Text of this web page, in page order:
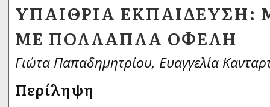
ΥΠΑΊΘΡΙΑ ΕΚΠΑΊΔΕΥΣΗ:
ΜΕ ΠΟΛΛΑΠΛΆ ΟΦΈΛΗ
Γιώτα Παπαδημητρίου, Ευαγγελία
Περίληψη